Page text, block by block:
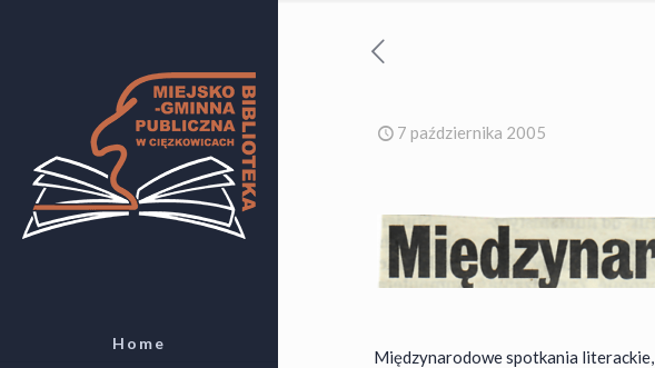
Home
7 października 2005
Międzynarodowe spotkania literackie,